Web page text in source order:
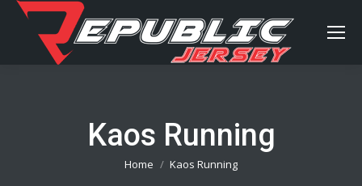
Kaos Running
You are here:
Home Kaos Running